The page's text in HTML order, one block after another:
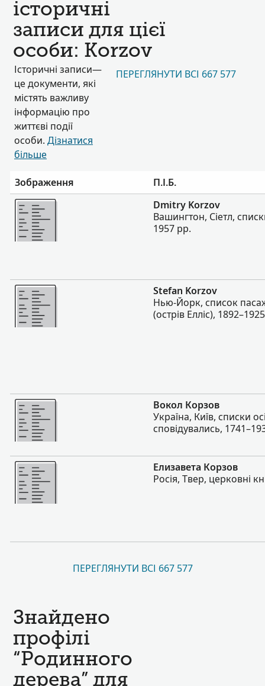
історичні
записи для цієї
особи: Korzov
Історичні записи—
це документи, які
містять важливу
інформацію про
життєві події
особи. Дізнатися
більше
ПЕРЕГЛЯНУТИ ВСІ 667 577
Зображення
П.І.Б.
Більше
Dmitry Korzov
Вашингтон, Сіетл,
1957 рр.
Більше
Stefan Korzov
Нью-Йорк, список
(острів Елліс),
Більше
Вокол Корзов
Україна, Київ, списки
сповідувались,
Більше
Елизавета Корзов
Росія, Твер, церковні
ПЕРЕГЛЯНУТИ ВСІ 667 577
Знайдено
профілі
“Родинного
дерева” для